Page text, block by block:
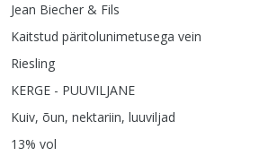
Jean Biecher & Fils
Kaitstud päritolunimetusega vein
Riesling
KERGE - PUUVILJANE
Kuiv, õun, nektariin, luuviljad
13% vol